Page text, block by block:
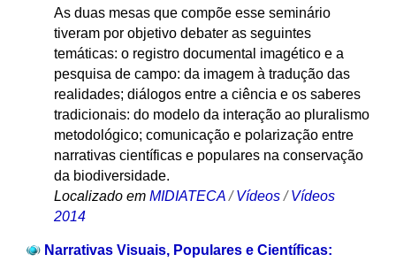
As duas mesas que compõe esse seminário
tiveram por objetivo debater as seguintes
temáticas: o registro documental imagético e a
pesquisa de campo: da imagem à tradução das
realidades; diálogos entre a ciência e os saberes
tradicionais: do modelo da interação ao pluralismo
metodológico; comunicação e polarização entre
narrativas científicas e populares na conservação
da biodiversidade.
Localizado em MIDIATECA /Vídeos /Vídeos
2014
Narrativas Visuais, Populares e Científicas: